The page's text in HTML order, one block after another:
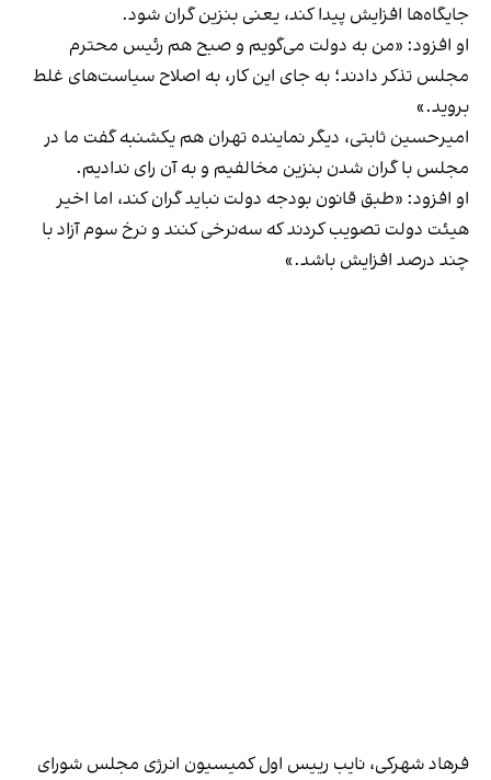
جایگاه‌ها افزایش پیدا کند، یعنی بنزین گران شود.
او افزود: «من به دولت می‌گویم و صبح هم رئیس محترم
مجلس تذکر دادند؛ به جای این کار، به اصلاح سیاست‌های غلط
بروید.»
امیرحسین ثابتی، دیگر نماینده تهران هم یکشنبه گفت ما در
مجلس با گران‌ شدن بنزین مخالفیم و به آن رای ندادیم.
او افزود: «طبق قانون بودجه دولت نباید گران کند، اما اخیر
هیئت دولت تصویب کردند که سه‌نرخی کنند و نرخ سوم آزاد با
چند درصد افزایش باشد.»
فرهاد شهرکی، نایب رییس اول کمیسیون انرژی مجلس شورای